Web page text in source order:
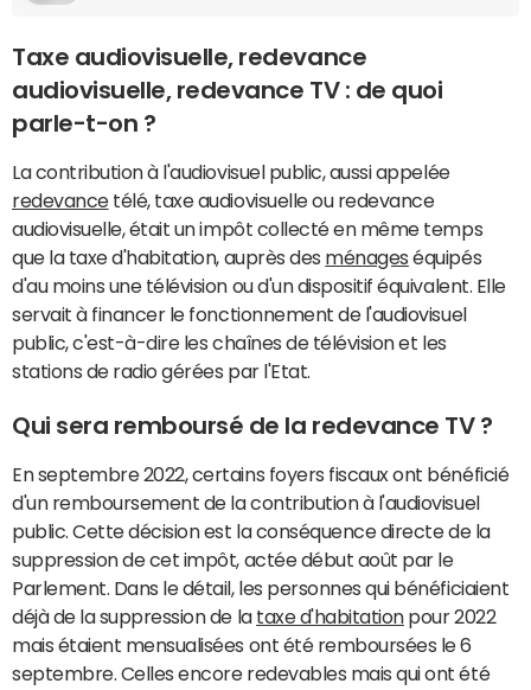
Taxe audiovisuelle, redevance
audiovisuelle, redevance TV : de quoi
parle-t-on ?
La contribution à l'audiovisuel public, aussi appelée
redevancetélé, taxe audiovisuelle ou redevance
audiovisuelle, était un impôt collecté en même temps
que la taxe d'habitation, auprès des ménages équipés
d'au moins une télévision ou d'un dispositif équivalent. Elle
servait à financer le fonctionnement de l'audiovisuel
public, c'est-à-dire les chaînes de télévision et les
stations de radio gérées par l'Etat.
Qui sera remboursé de la redevance TV ?
En septembre 2022, certains foyers fiscaux ont bénéficié
d'un remboursement de la contribution à l'audiovisuel
public. Cette décision est la conséquence directe de la
suppression de cet impôt, actée début août par le
Parlement. Dans le détail, les personnes qui bénéficiaient
déjà de la suppression de la taxe d'habitationpour 2022
mais étaient mensualisées ont été remboursées le 6
septembre. Celles encore redevables mais qui ont été